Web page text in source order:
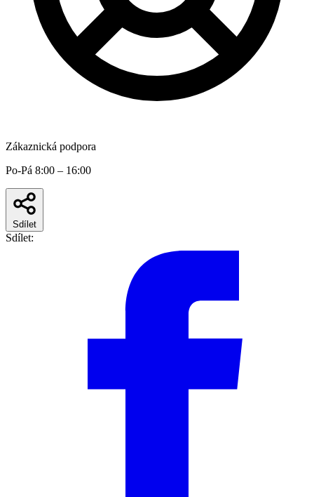
Zákaznická podpora
Po-Pá 8:00 – 16:00
Sdílet
Sdílet: